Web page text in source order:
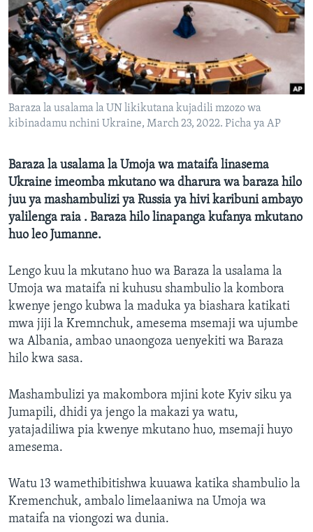
Baraza la usalama la UN likikutana kujadili mzozo wa
kibinadamu nchini Ukraine, March 23, 2022. Picha ya AP
Baraza la usalama la Umoja wa mataifa linasema
Ukraine imeomba mkutano wa dharura wa baraza hilo
juu ya mashambulizi ya Russia ya hivi karibuni ambayo
yalilenga raia . Baraza hilo linapanga kufanya mkutano
huo leo Jumanne.
Lengo kuu la mkutano huo wa Baraza la usalama la
Umoja wa mataifa ni kuhusu shambulio la kombora
kwenye jengo kubwa la maduka ya biashara katikati
mwa jiji la Kremnchuk, amesema msemaji wa ujumbe
wa Albania, ambao unaongoza uenyekiti wa Baraza
hilo kwa sasa.
Mashambulizi ya makombora mjini kote Kyiv siku ya
Jumapili, dhidi ya jengo la makazi ya watu,
yatajadiliwa pia kwenye mkutano huo, msemaji huyo
amesema.
Watu 13 wamethibitishwa kuuawa katika shambulio la
Kremenchuk, ambalo limelaaniwa na Umoja wa
mataifa na viongozi wa dunia.